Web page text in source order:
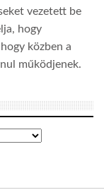
vezetett be
hogy
közben a
működjenek.